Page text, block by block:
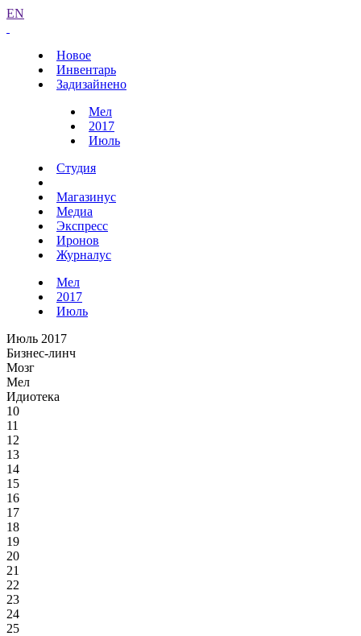
EN
Новое
Инвентарь
Задизайнено
Мел
2017
Июль
Студия
Магазинус
Медиа
Экспресс
Иронов
Журналус
Мел
2017
Июль
Июль 2017
Бизнес-линч
Мозг
Мел
Идиотека
10
11
12
13
14
15
16
17
18
19
20
21
22
23
24
25